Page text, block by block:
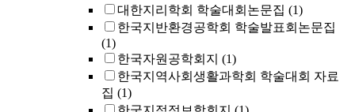
대한지리학회 학술대회논문집 (1)
한국지반환경공학회 학술발표회논문집
(1)
한국자원공학회지 (1)
한국지역사회생활과학회 학술대회 자료
집 (1)